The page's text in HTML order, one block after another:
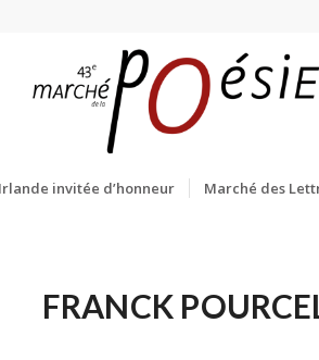
invitée d’honneur Marché des
FRANCK